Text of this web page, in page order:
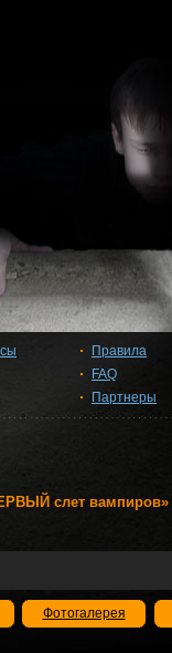
Правила
FAQ
Партнеры
слет вампиров»
Фотогалерея